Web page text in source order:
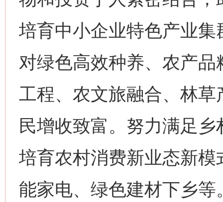
培育中小企业特色产业
对绿色高效种养、农产
工程、农文旅融合、林
民增收致富。努力满足
培育农村消费新业态新
能家电、绿色建材下乡